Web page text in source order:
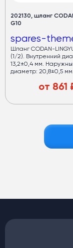
202130, шланг
G10
spares-
Шланг CODAN-
(1/2). Внутренний
13,2±0,4 мм.
диаметр: 20,8±0,5 мм.
от 861